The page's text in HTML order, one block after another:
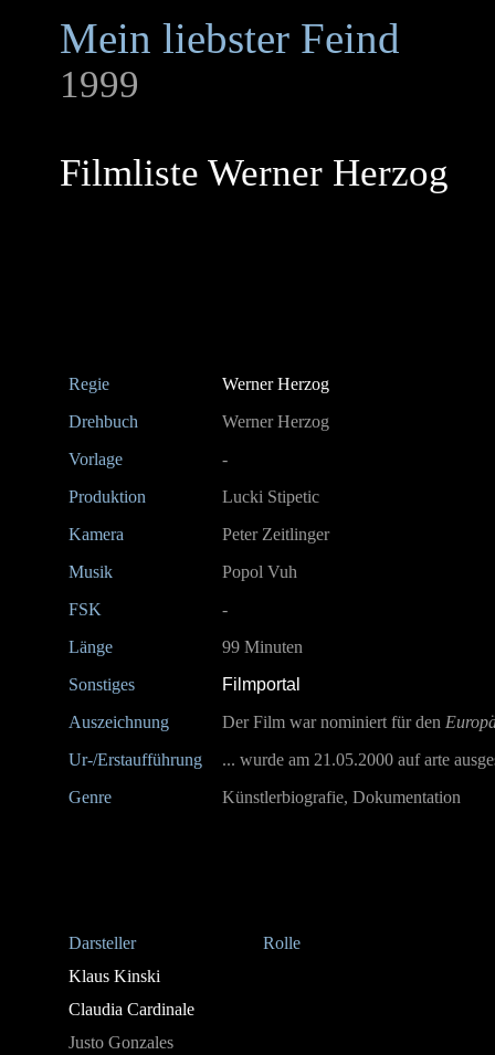
Mein liebster Feind
1999
Filmliste Werner Herzog
Regie
Werner Herzog
Drehbuch
Werner Herzog
Vorlage
-
Produktion
Lucki Stipetic
Kamera
Peter Zeitlinger
Musik
Popol Vuh
FSK
-
Länge
99 Minuten
Sonstiges
Filmportal
Auszeichnung
Der Film war nominiert für den
Ur-/Erstaufführung
... wurde am 21.05.2000 auf arte
Genre
Künstlerbiografie, Dokumentation
Darsteller
Rolle
Klaus Kinski
Claudia Cardinale
Justo Gonzales